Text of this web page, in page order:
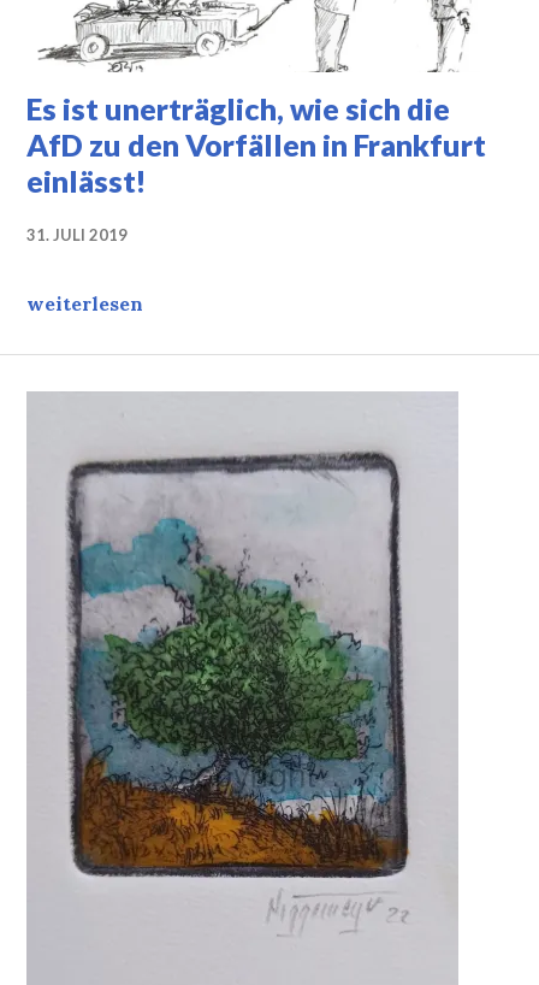
Es ist unerträglich, wie sich die
AfD zu den Vorfällen in Frankfurt
einlässt!
31. JULI 2019
Es ist unerträglich, wie sich die AfD zu den
weiterlesen